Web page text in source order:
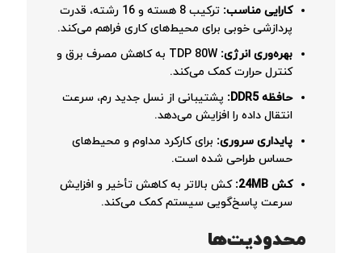
کارایی مناسب:
ترکیب 8 هسته و 16 رشته، قدرت
پردازشی خوبی برای محیط‌های کاری فراهم می‌کند.
بهره‌وری انرژی:
TDP 80W به کاهش مصرف برق و
کنترل حرارت کمک می‌کند.
حافظه DDR5:
پشتیبانی از نسل جدید رم، سرعت
انتقال داده را افزایش می‌دهد.
پایداری سروری: برای کارکرد مداوم و محیط‌های
حساس طراحی شده است.
کش 24MB:
کش بالاتر به کاهش تأخیر و افزایش
سرعت پاسخ‌گویی سیستم کمک می‌کند.
محدودیت‌ها